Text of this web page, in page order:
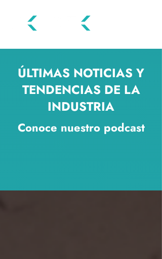
ÚLTIMAS NOTICIAS Y
TENDENCIAS DE LA
INDUSTRIA
Conoce nuestro podcast